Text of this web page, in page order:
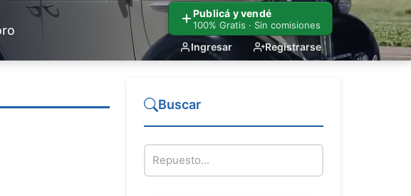
Publicá y vendé
100% Gratis · Sin comisiones
Ingresar Registrarse
Buscar